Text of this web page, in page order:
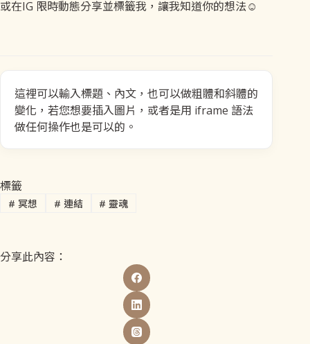
或在IG 限時動態分享並標籤我，讓我知道你的想法☺️
這裡可以輸入標題、內文，也可以做粗體和斜體的
變化，若您想要插入圖片，或者是用 iframe 語法
做任何操作也是可以的。
標籤
# 冥想 # 連結 # 靈魂
分享此內容：